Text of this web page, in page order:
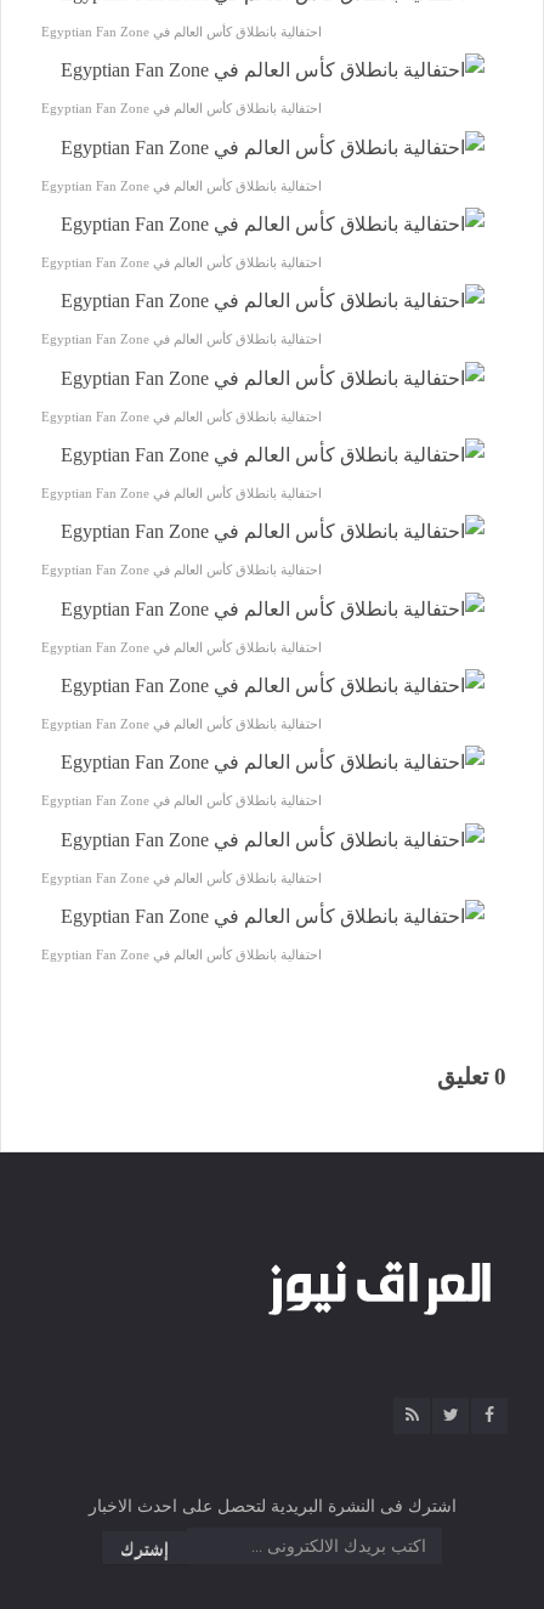
احتفالية بانطلاق كأس العالم في Egyptian Fan Zone
احتفالية بانطلاق كأس العالم في Egyptian Fan Zone
احتفالية بانطلاق كأس العالم في Egyptian Fan Zone
احتفالية بانطلاق كأس العالم في Egyptian Fan Zone
احتفالية بانطلاق كأس العالم في Egyptian Fan Zone
احتفالية بانطلاق كأس العالم في Egyptian Fan Zone
احتفالية بانطلاق كأس العالم في Egyptian Fan Zone
احتفالية بانطلاق كأس العالم في Egyptian Fan Zone
احتفالية بانطلاق كأس العالم في Egyptian Fan Zone
احتفالية بانطلاق كأس العالم في Egyptian Fan Zone
احتفالية بانطلاق كأس العالم في Egyptian Fan Zone
احتفالية بانطلاق كأس العالم في Egyptian Fan Zone
احتفالية بانطلاق كأس العالم في Egyptian Fan Zone
0 تعليق
اشترك فى النشرة البريدية لتحصل على احدث الاخبار